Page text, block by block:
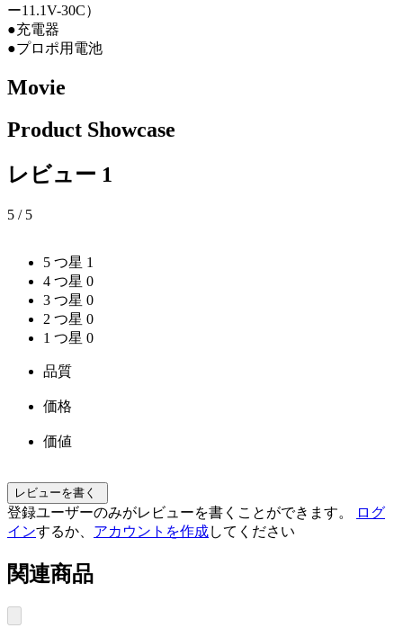
ー11.1V-30C）
●充電器
●プロポ用電池
Movie
Product Showcase
レビュー 1
5 / 5
5 つ星 1
4 つ星 0
3 つ星 0
2 つ星 0
1 つ星 0
品質
価格
価値
レビューを書く
登録ユーザーのみがレビューを書くことができます。
ログ
インするか、 アカウントを作成してください
関連商品